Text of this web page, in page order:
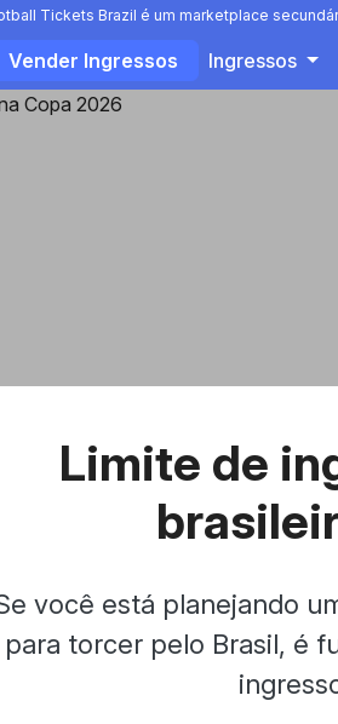
Tickets Brazil é um marketplace
Vender Ingressos Ingressos
Limite de
você está planejando
para torcer pelo Brasil, é